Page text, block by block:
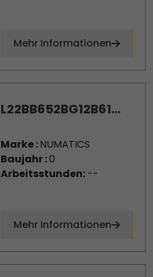
Mehr Informationen
L22BB652BG12B61...
Marke :NUMATICS
Baujahr :0
Arbeitsstunden:--
Mehr Informationen